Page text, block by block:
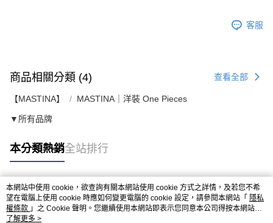
客服
商品相關分類 (4) 查看全部
【MASTINA】 MASTINA｜洋裝 One Pieces
▼所有品牌
本分類熱銷全站排行
熱門標籤
本網站中使用 cookie，欲查詢有關本網站使用 cookie 方式之詳情，及若您不希
望在電腦上使用 cookie 時應如何變更電腦的 cookie 設定，請參閱本網站「 隱私
權條款 」之 Cookie 聲明。您繼續使用本網站即表示您同意本公司得按本網站使
用條款之 Cookie 聲明使用 cookie。
了解更多 >